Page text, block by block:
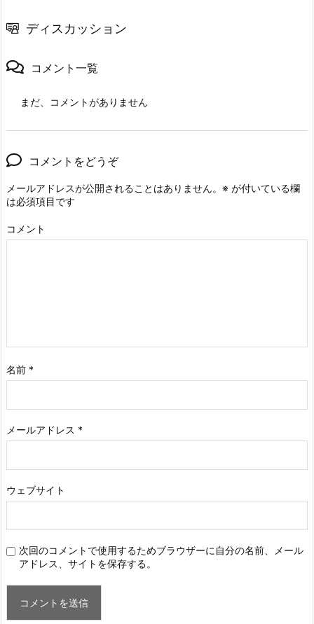
ディスカッション
コメント一覧
まだ、コメントがありません
コメントをどうぞ
メールアドレスが公開されることはありません。 ※ が付いている欄
は必須項目です
コメント
名前 *
メールアドレス *
ウェブサイト
次回のコメントで使用するためブラウザーに自分の名前、メール
アドレス、サイトを保存する。